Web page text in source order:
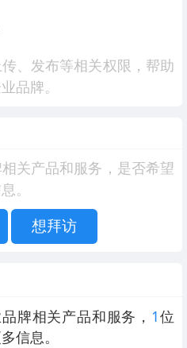
、发布等相关权限，帮助
品牌。
关产品和服务，是否希望
。
想拜访
牌相关产品和服务， 1位
信息。